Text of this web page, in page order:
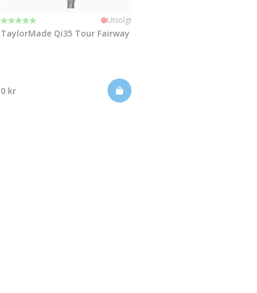
Karakter:
5.0 av 5 mulige Utsolgt
TaylorMade Qi35 Tour Fairway
0 kr